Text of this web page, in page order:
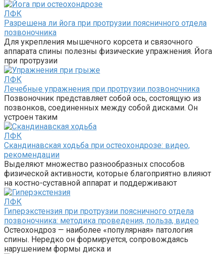
ЛФК
Разрешена ли йога при протрузии поясничного отдела
позвоночника
Для укрепления мышечного корсета и связочного
аппарата спины полезны физические упражнения. Йога
при протрузии
ЛФК
Лечебные упражнения при протрузии позвоночника
Позвоночник представляет собой ось, состоящую из
позвонков, соединенных между собой дисками. Он
устроен таким
ЛФК
Скандинавская ходьба при остеохондрозе: видео,
рекомендации
Выделяют множество разнообразных способов
физической активности, которые благоприятно влияют
на костно-суставной аппарат и поддерживают
ЛФК
Гиперэкстензия при протрузии поясничного отдела
позвоночника: методика проведения, польза, видео
Остеохондроз — наиболее «популярная» патология
спины. Нередко он формируется, сопровождаясь
нарушением формы диска и